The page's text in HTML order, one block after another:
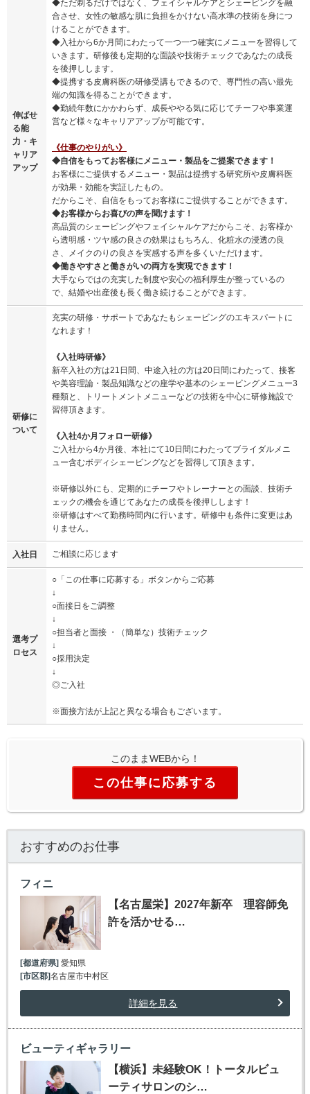
伸ばせ
る能
力・キ
ャリア
アップ
◆ただ剃るだけではなく、フェイシャルケアとシェービングを融
合させ、女性の敏感な肌に負担をかけない高水準の技術を身につ
けることができます。
◆入社から6か月間にわたって一つ一つ確実にメニューを習得して
いきます。研修後も定期的な面談や技術チェックであなたの成長
を後押しします。
◆提携する皮膚科医の研修受講もできるので、専門性の高い最先
端の知識を得ることができます。
◆勤続年数にかかわらず、成長ややる気に応じてチーフや事業運
営など様々なキャリアアップが可能です。
《仕事のやりがい》
◆自信をもってお客様にメニュー・製品をご提案できます！
お客様にご提供するメニュー・製品は提携する研究所や皮膚科医
が効果・効能を実証したもの。
だからこそ、自信をもってお客様にご提供することができます。
◆お客様からお喜びの声を聞けます！
高品質のシェービングやフェイシャルケアだからこそ、お客様か
ら透明感・ツヤ感の良さの効果はもちろん、化粧水の浸透の良
さ、メイクのりの良さを実感する声を多くいただけます。
◆働きやすさと働きがいの両方を実現できます！
大手ならではの充実した制度や安心の福利厚生が整っているの
で、結婚や出産後も長く働き続けることができます。
研修に
ついて
充実の研修・サポートであなたもシェービングのエキスパートに
なれます！
《入社時研修》
新卒入社の方は21日間、中途入社の方は20日間にわたって、接客
や美容理論・製品知識などの座学や基本のシェービングメニュー3
種類と、トリートメントメニューなどの技術を中心に研修施設で
習得頂きます。
《入社4か月フォロー研修》
ご入社から4か月後、本社にて10日間にわたってブライダルメニ
ュー含むボディシェービングなどを習得して頂きます。
※研修以外にも、定期的にチーフやトレーナーとの面談、技術チ
ェックの機会を通じてあなたの成長を後押しします！
※研修はすべて勤務時間内に行います。研修中も条件に変更はあ
りません。
入社日 ご相談に応じます
選考プ
ロセス
○「この仕事に応募する」ボタンからご応募
↓
○面接日をご調整
↓
○担当者と面接 ・（簡単な）技術チェック
↓
○採用決定
↓
◎ご入社
※面接方法が上記と異なる場合もございます。
このままWEBから！
この仕事に応募する
おすすめのお仕事
フィニ
【名古屋栄】2027年新卒 理容師免
許を活かせる…
[都道府県]愛知県
[市区郡]名古屋市中村区
詳細を見る
ビューティギャラリー
【横浜】未経験OK！トータルビュ
ーティサロンのシ…